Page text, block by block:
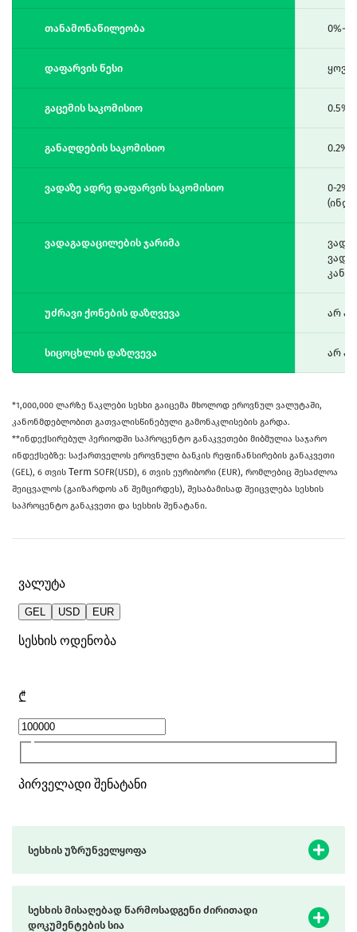
თანამონაწილეობა 0%-
დაფარვის წესი
გაცემის საკომისიო
განაღდების საკომისიო 0.2%
ვადაზე ადრე დაფარვის საკომისიო
0-2%
ვადაგადაცილების ჯარიმა
უძრავი ქონების დაზღვევა არ
სიცოცხლის დაზღვევა არ
*1,000,000 ლარზე ნაკლები სესხი გაიცემა მხოლოდ ეროვნულ ვალუტაში,
კანონმდებლობით გათვალისწინებული გამონაკლისების გარდა.
**ინდექსირებულ პერიოდში საპროცენტო განაკვეთები მიბმულია საჯარო
ინდექსებზე: საქართველოს ეროვნული ბანკის რეფინანსირების განაკვეთი
(GEL), 6 თვის Term SOFR(USD), 6 თვის ეურიბორი (EUR), რომლებიც შესაძლოა
შეიცვალოს (გაიზარდოს ან შემცირდეს), შესაბამისად შეიცვლება სესხის
საპროცენტო განაკვეთი და სესხის შენატანი.
სესხის უზრუნველყოფა
სესხის მისაღებად წარმოსადგენი ძირითადი
დოკუმენტების სია